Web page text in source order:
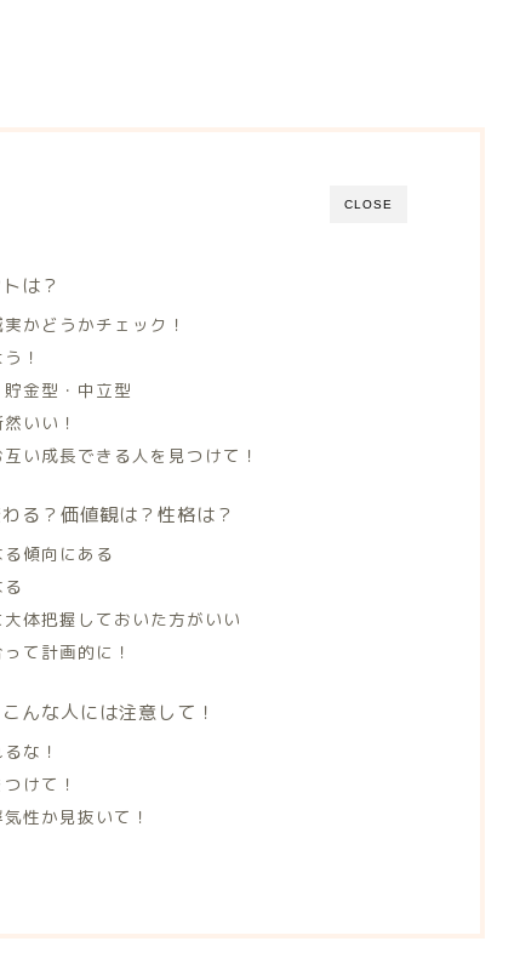
CLOSE
は？
かどうかチェック！
！
金型・中立型
いい！
い成長できる人を見つけて！
る？価値観は？性格は？
傾向にある
体把握しておいた方がいい
て計画的に！
んな人には注意して！
な！
けて！
性か見抜いて！